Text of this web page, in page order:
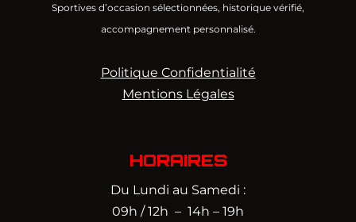
Sportives d’occasion sélectionnées, historique vérifié,
accompagnement personnalisé.
Politique Confidentialité
Mentions Légales
HORAIRES
Du Lundi au Samedi :
09h / 12h – 14h – 19h